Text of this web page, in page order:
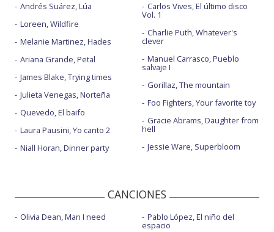
Andrés Suárez, Lúa
Loreen, Wildfire
Melanie Martinez, Hades
Ariana Grande, Petal
James Blake, Trying times
Julieta Venegas, Norteña
Quevedo, El baifo
Laura Pausini, Yo canto 2
Niall Horan, Dinner party
Carlos Vives, El último disco
Vol. 1
Charlie Puth, Whatever's
clever
Manuel Carrasco, Pueblo
salvaje I
Gorillaz, The mountain
Foo Fighters, Your favorite toy
Gracie Abrams, Daughter from
hell
Jessie Ware, Superbloom
CANCIONES
Olivia Dean, Man I need Pablo López, El niño del
espacio